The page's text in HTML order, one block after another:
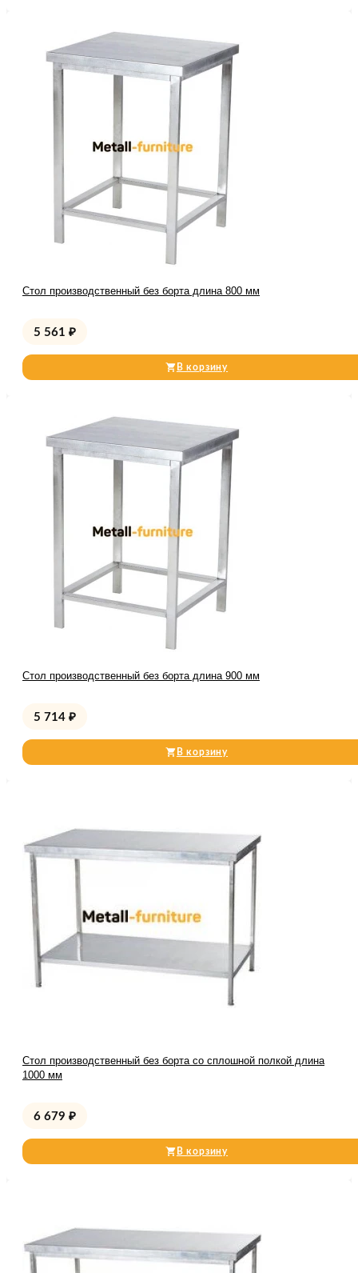
Стол производственный без борта длина 800 мм
5 561 ₽
В корзину
Стол производственный без борта длина 900 мм
5 714 ₽
В корзину
Стол производственный без борта со сплошной полкой длина
1000 мм
6 679 ₽
В корзину